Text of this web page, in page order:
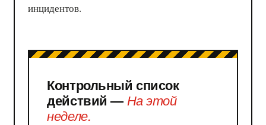
инцидентов.
Контрольный список
действий — На этой
неделе.